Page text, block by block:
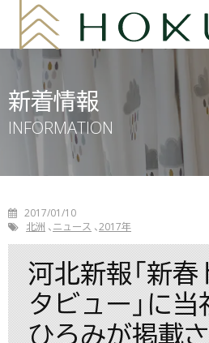
新着情報
INFORMATION
2017/01/10
北洲
ニュース 2017年
河北新報「新
タビュー」に
ひろみが掲載